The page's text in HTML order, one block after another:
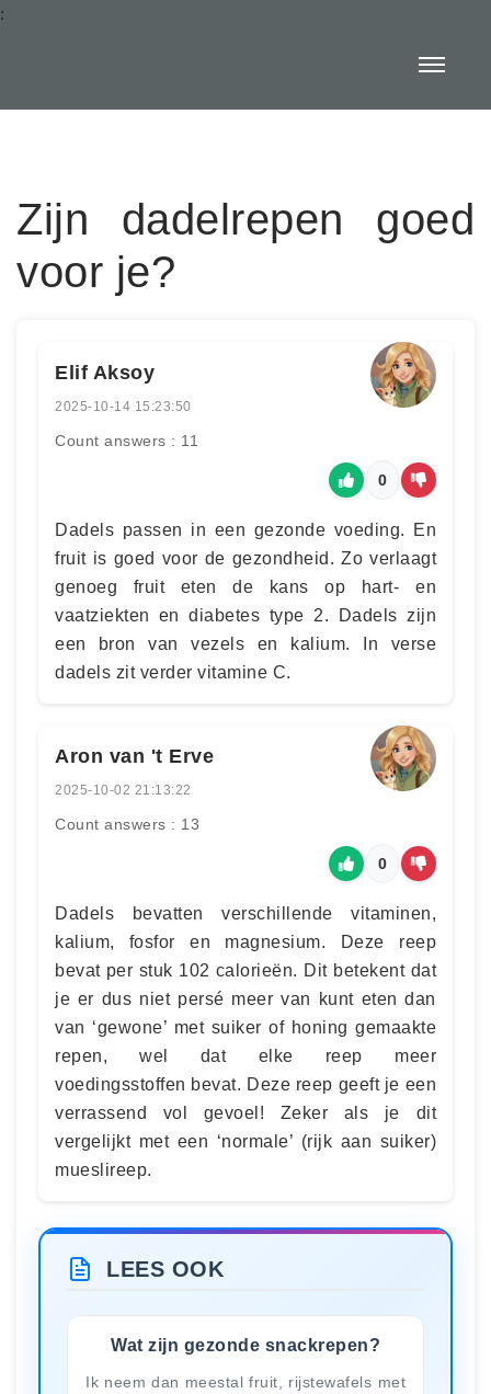
:
Zijn dadelrepen goed
voor je?
Elif Aksoy
2025-10-14 15:23:50
Count answers : 11
0
Dadels passen in een gezonde voeding. En
fruit is goed voor de gezondheid. Zo verlaagt
genoeg fruit eten de kans op hart- en
vaatziekten en diabetes type 2. Dadels zijn
een bron van vezels en kalium. In verse
dadels zit verder vitamine C.
Aron van 't Erve
2025-10-02 21:13:22
Count answers : 13
0
Dadels bevatten verschillende vitaminen,
kalium, fosfor en magnesium. Deze reep
bevat per stuk 102 calorieën. Dit betekent dat
je er dus niet persé meer van kunt eten dan
van ‘gewone’ met suiker of honing gemaakte
repen, wel dat elke reep meer
voedingsstoffen bevat. Deze reep geeft je een
verrassend vol gevoel! Zeker als je dit
vergelijkt met een ‘normale’ (rijk aan suiker)
mueslireep.
LEES OOK
Wat zijn gezonde snackrepen?
Ik neem dan meestal fruit, rijstewafels met